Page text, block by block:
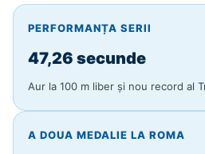
PERFORMANȚA SERII
47,26 secunde
Aur la 100 m liber și nou record al
A DOUA MEDALIE LA ROMA